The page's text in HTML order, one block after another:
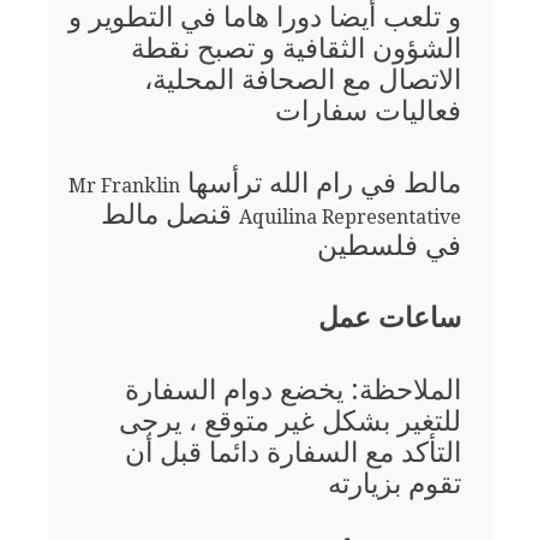
و تلعب أيضا دورا هاما في التطوير و
الشؤون الثقافية و تصبح نقطة
الاتصال مع الصحافة المحلية،
فعاليات سفارات
مالط في رام الله ترأسها Mr Franklin
Aquilina Representative قنصل مالط
في فلسطين
ساعات عمل
الملاحظة: يخضع دوام السفارة
للتغير بشكل غير متوقع ، يرجى
التأكد مع السفارة دائما قبل أن
تقوم بزيارته